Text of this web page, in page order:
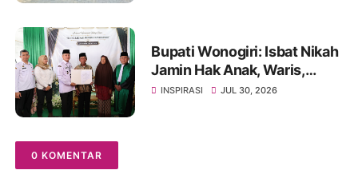
Bupati Wonogiri: Isbat Nikah
Jamin Hak Anak, Waris,
hingga Administrasi
INSPIRASI JUL 30, 2026
0 KOMENTAR